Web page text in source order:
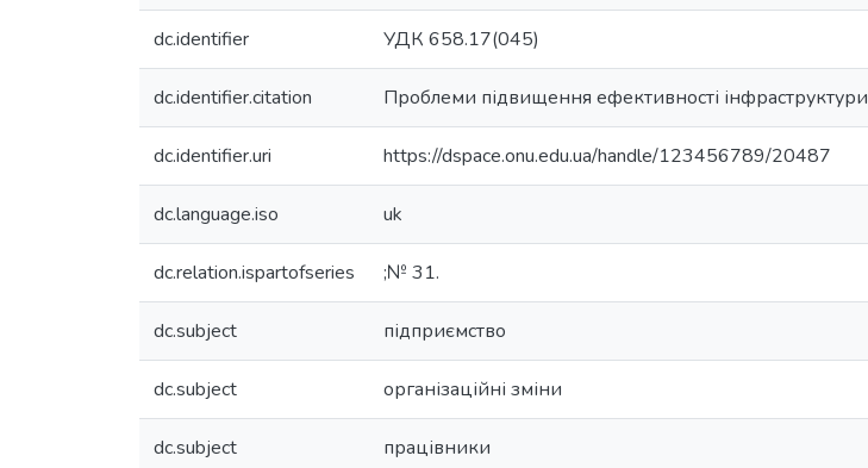
dc.identifier УДК 658.17(045)
dc.identifier.citation Проблеми підвищення ефективності інфраструктури
dc.identifier.uri https://dspace.onu.edu.ua/handle/123456789/20487
dc.language.iso uk
dc.relation.ispartofseries ;№ 31.
dc.subject підприємство
dc.subject організаційні зміни
dc.subject працівники